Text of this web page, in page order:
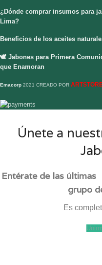
¿Dónde comprar insumos para
Lima?
Beneficios de los aceites
🕊️ Jabones para Primera
que Enamoran
Emacorp 2021 CREADO POR
Únete a
Entérate de las últimas
grupo
Es